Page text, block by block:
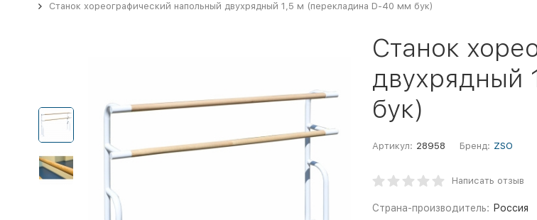
Станок хореографический напольный двухрядный 1,5 м (перекладина D-40 мм бук)
Станок
двухрядный
бук)
Артикул: 28958 Бренд: ZSO
Написать отзыв
Страна-производитель: Россия